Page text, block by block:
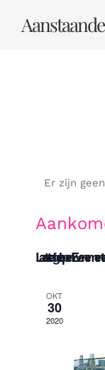
Er zijn
een
Laatste afgelopen
OKT
30
2020